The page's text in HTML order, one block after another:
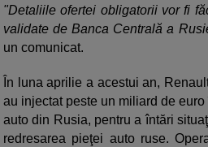
"Detaliile ofertei obligatorii vor fi
validate de Banca Centrală a
un comunicat.
În luna aprilie a acestui an,
au injectat peste un miliard de
auto din Rusia, pentru a întări
redresarea pieţei auto ruse.